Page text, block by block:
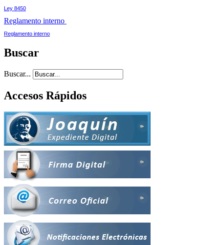
Ley 8450
Reglamento interno
Reglamento interno
Buscar
Buscar...
Accesos Rápidos